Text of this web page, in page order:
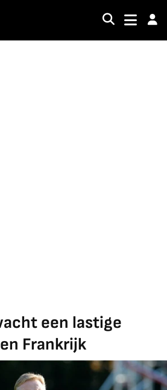
een lastige
Frankrijk